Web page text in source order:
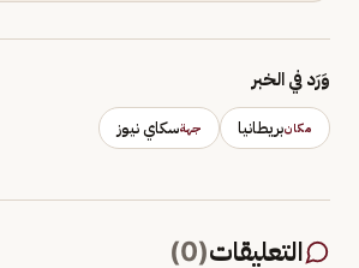
وَرَد في الخبر
مكانبريطانيا جهةسكاي نيوز
التعليقات(
0
)